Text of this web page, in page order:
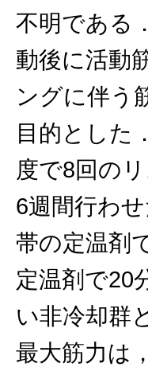
不明である
動後に活動
ングに伴う
目的とした
度で8回の
6週間行わ
帯の定温剤
定温剤で20
い非冷却群
最大筋力は